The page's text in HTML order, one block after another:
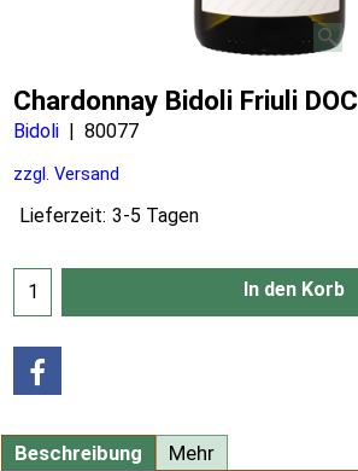
Chardonnay Bidoli Friuli DOC
Bidoli 80077
zzgl. Versand
Lieferzeit: 3-5 Tagen
In den Korb
Beschreibung Mehr